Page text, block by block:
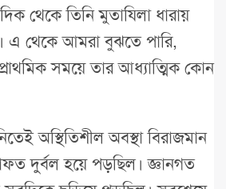
থেকে তিনি মুতাযিলা ধারায়
এ থেকে আমরা বুঝতে পারি,
সময়ে তার আধ্যাত্মিক কোন
অস্থিতিশীল অবস্থা বিরাজমান
দুর্বল হয়ে পড়ছিল। জ্ঞানগত